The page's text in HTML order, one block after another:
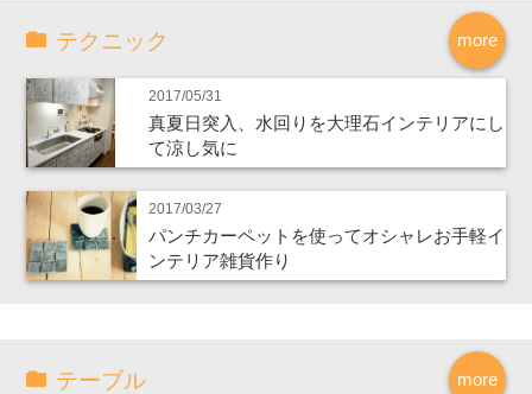
more
テクニック
2017/05/31
真夏日突入、水回りを大理石インテリアにし
て涼し気に
2017/03/27
パンチカーペットを使ってオシャレお手軽イ
ンテリア雑貨作り
more
テーブル